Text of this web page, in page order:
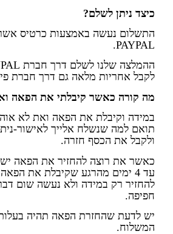
כיצד ניתן לשלם?
התשלום נעשה באמצעות כרטיס
PAYPAL.
לקבל אחריות מלאה גם דרך חברת
מה קורה כאשר קיבלתי את הפאה
במידה וקיבלת את הפאה ואת לא
תואם למה שנשלח אלייך לאישור-
ולקבל את הכסף חזרה.
כאשר את רוצה להחזיר את הפאה
עד 4 ימים מהרגע שקיבלת את
להחזיר רק במידה ולא נעשה שום
חפיפה.
המשלוח.